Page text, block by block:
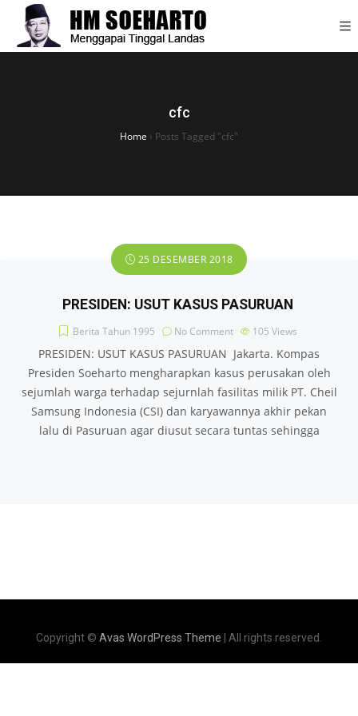
cfc
Home › Posts Tagged "cfc"
25 DESEMBER 2018
PRESIDEN: USUT KASUS PASURUAN
Berita Tahun 1995 No Comment 105 Views
PRESIDEN: USUT KASUS PASURUAN Jakarta. Kompas
Presiden Soeharto mengharapkan kasus perusakan oleh
sejumlah warga terhadap sejurnlah fasilitas milik PT. Cheil
Samsung Indonesia (CSI) dan karyawannya akhir pekan
lalu di Pasuruan agar diusut secara tuntas sehingga
Copyright © Avas WordPress Theme | All rights reserved.